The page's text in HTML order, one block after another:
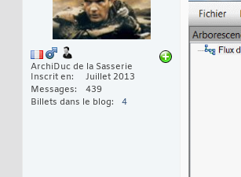
ArchiDuc de la Sasserie
Inscrit en
Juillet 2013
Messages
439
Billets dans le blog
4